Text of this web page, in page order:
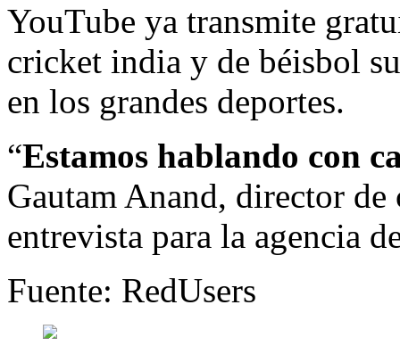
YouTube ya transmite
cricket india y de béisbol
en los grandes deportes.
“Estamos hablando con
Gautam Anand, director
entrevista para la agencia
Fuente: RedUsers